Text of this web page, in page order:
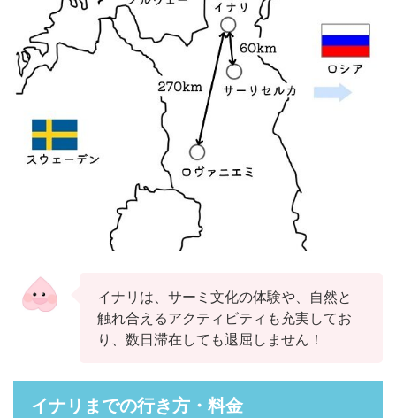
イナリは、サーミ文化の体験や、自然と
触れ合えるアクティビティも充実してお
り、数日滞在しても退屈しません！
イナリまでの行き方・料金